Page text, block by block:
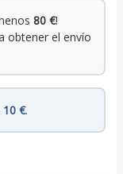
80 €!
obtener el envío
10 €.